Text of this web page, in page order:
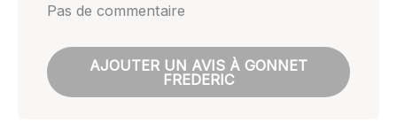
Pas de commentaire
AJOUTER UN AVIS À GONNET
FREDERIC